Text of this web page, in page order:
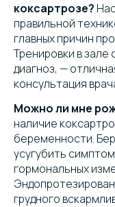
коксартрозе?
правильной
главных причин
Тренировки в
диагноз, —
консультация
Можно ли мне
наличие
беременности.
усугубить
гормональных
грудного